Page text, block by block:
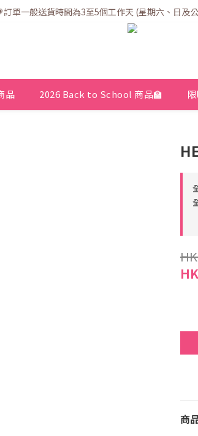
訂單一般送貨時間為3至5個工作天 (星期六、日及
訂單一般送貨時間為3至5個工作天 (星期六、日及
💗折實滿$400免運費 | 滿$200免自取點
訂單一般送貨時間為3至5個工作天 (星期六、日及
品 2026 Back to School 商品🏫
商